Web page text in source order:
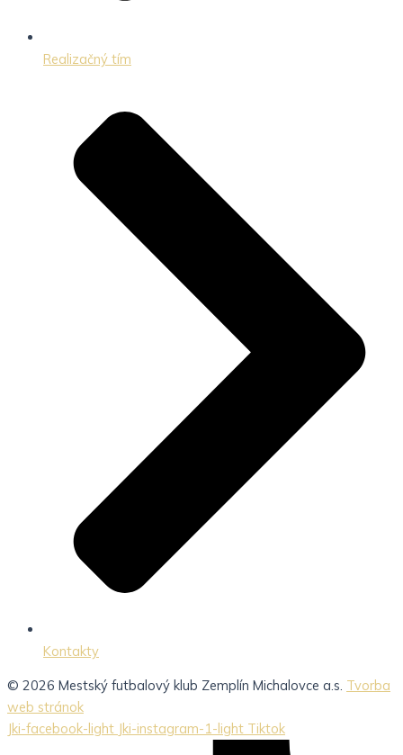
Realizačný tím
Kontakty
© 2026 Mestský futbalový klub Zemplín Michalovce a.s. Tvorba
web stránok
Jki-facebook-light Jki-instagram-1-light Tiktok